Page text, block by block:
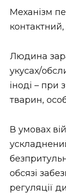
Механізм
Людина
укусах/
іноді – при
тварин,
В умовах
обсязі
регуляції